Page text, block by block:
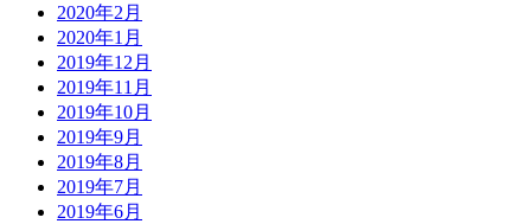
2020年2月
2020年1月
2019年12月
2019年11月
2019年10月
2019年9月
2019年8月
2019年7月
2019年6月